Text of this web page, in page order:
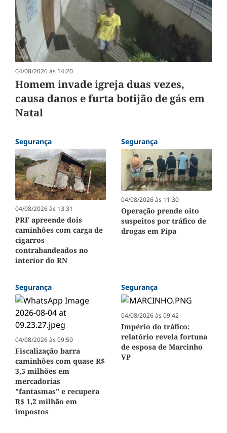
04/08/2026 às 14:20
Homem invade igreja duas vezes,
causa danos e furta botijão de gás em
Natal
Segurança
04/08/2026 às 13:31
PRF apreende dois
caminhões com carga de
cigarros
contrabandeados no
interior do RN
Segurança
04/08/2026 às 11:30
Operação prende oito
suspeitos por tráfico de
drogas em Pipa
Segurança
04/08/2026 às 09:50
Fiscalização barra
caminhões com quase R$
3,5 milhões em
mercadorias
"fantasmas" e recupera
R$ 1,2 milhão em
impostos
Segurança
04/08/2026 às 09:42
Império do tráfico:
relatório revela fortuna
de esposa de Marcinho
VP